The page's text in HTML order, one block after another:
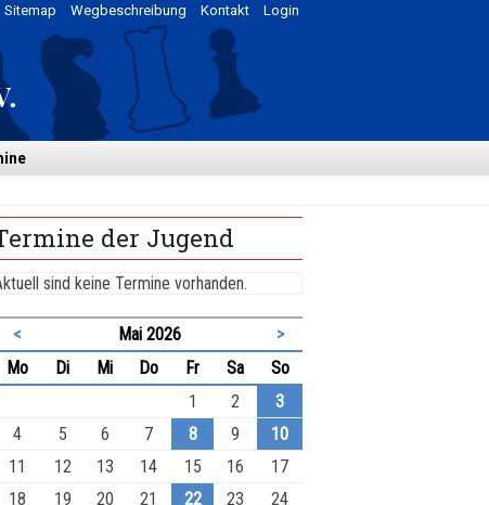
Login
Kontakt
Wegbeschreibung
Sitemap
der Jugend
sind keine Termine vorhanden.
< Mai 2026
>
Montag Dienstag
Mittwoch
Donnerstag
FreitagSamstag
Sonntag
1
2
3
4
5 6 7 8 9
10
11
12 13 14 15 16
17
18
19 20 21 22 23
24